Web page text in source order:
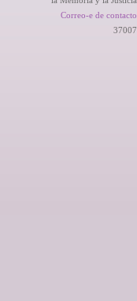
Correo-e de contacto
37007